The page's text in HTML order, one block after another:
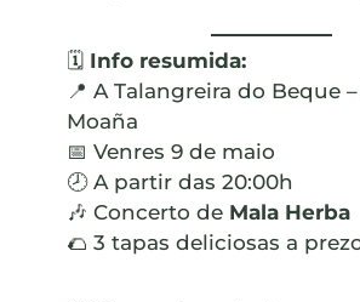
🗓 Info resumida:
📍 A Talangreira do Beque
Moaña
📅 Venres 9 de maio
🕗 A partir das 20:00h
🎶 Concerto de Mala Herba
🌮 3 tapas deliciosas a